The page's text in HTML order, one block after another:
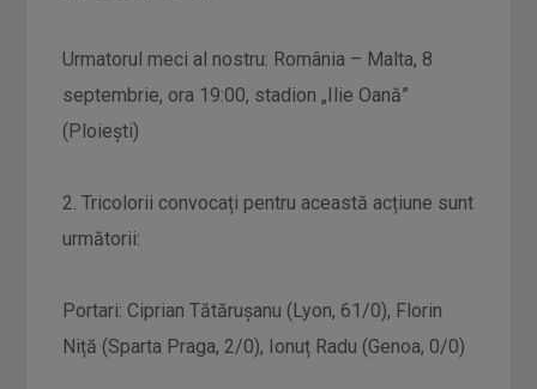
Urmatorul meci al nostru: România – Malta, 8
septembrie, ora 19:00, stadion „Ilie Oană”
(Ploiești)
2. Tricolorii convocați pentru această acțiune sunt
următorii:
Portari: Ciprian Tătărușanu (Lyon, 61/0), Florin
Niță (Sparta Praga, 2/0), Ionuț Radu (Genoa, 0/0)